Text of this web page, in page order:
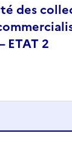
des
ETAT 2